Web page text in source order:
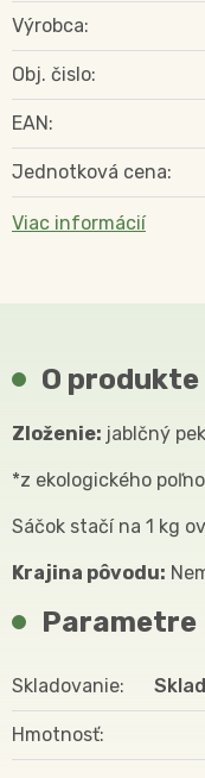
Výrobca:
Obj. čislo:
EAN:
Jednotková cena:
Viac informácií
O produkte
Zloženie: jablčný
*z ekologického
Sáčok stačí na 1 kg
Krajina pôvodu:
Parametre
Skladovanie
Hmotnosť